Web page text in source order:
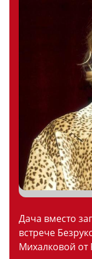
Дача вместо
встрече
Михалковой от